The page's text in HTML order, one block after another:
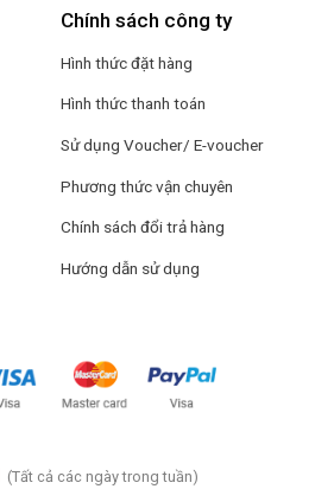
Chính sách công ty
Hình thức đặt hàng
Hình thức thanh toán
Sử dụng Voucher/ E-voucher
Phương thức vận chuyên
Chính sách đổi trả hàng
Hướng dẫn sử dụng
(Tất cả các ngày trong tuần)